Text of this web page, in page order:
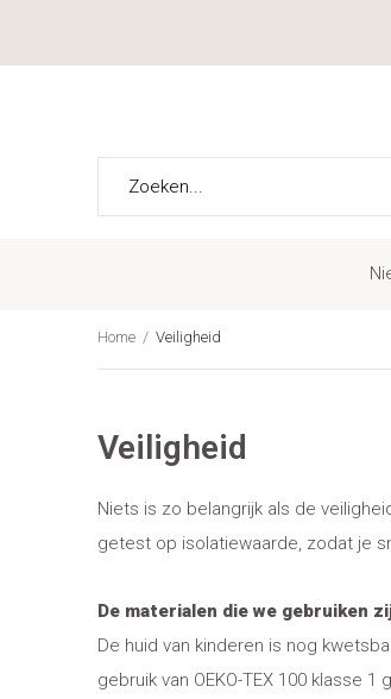
Home Veiligheid
Veiligheid
Niets is zo belangrijk als de
getest op isolatiewaarde, zodat je
De materialen die we gebruiken
De huid van kinderen is nog
gebruik van OEKO-TEX 100 klasse